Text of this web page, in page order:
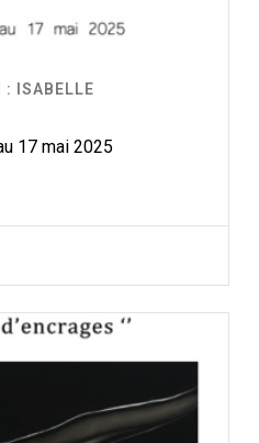
: ISABELLE
17 mai 2025